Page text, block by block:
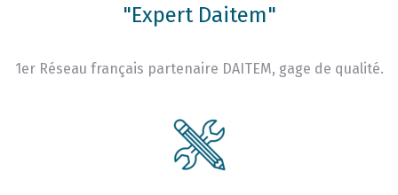
"Expert Daitem"
1er Réseau français partenaire DAITEM, gage de qualité.